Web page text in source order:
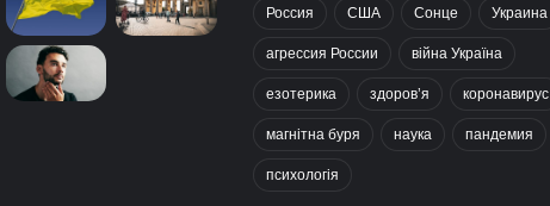
Россия США Сонце Украина
агрессия России війна Україна
езотерика здоров’я коронавирус
магнітна буря наука пандемия
психологія